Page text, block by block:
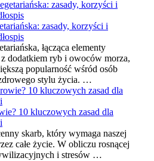
zasady, korzyści i
łącząca elementy
dodatkiem ryb i owoców morza,
popularność wśród osób
stylu życia. …
10 kluczowych zasad dla
skarb, który wymaga naszej
całe życie. W obliczu rosnącej
i stresów …